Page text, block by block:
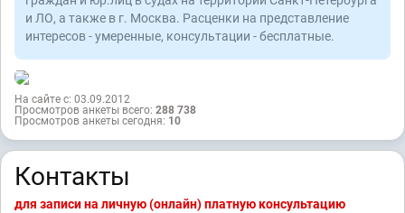
и ЛО, а также в г. Москва. Расценки на представление
интересов - умеренные, консультации - бесплатные.
На сайте с: 03.09.2012
Просмотров анкеты всего: 288 738
Просмотров анкеты сегодня: 10
Контакты
для записи на личную (онлайн) платную консультацию